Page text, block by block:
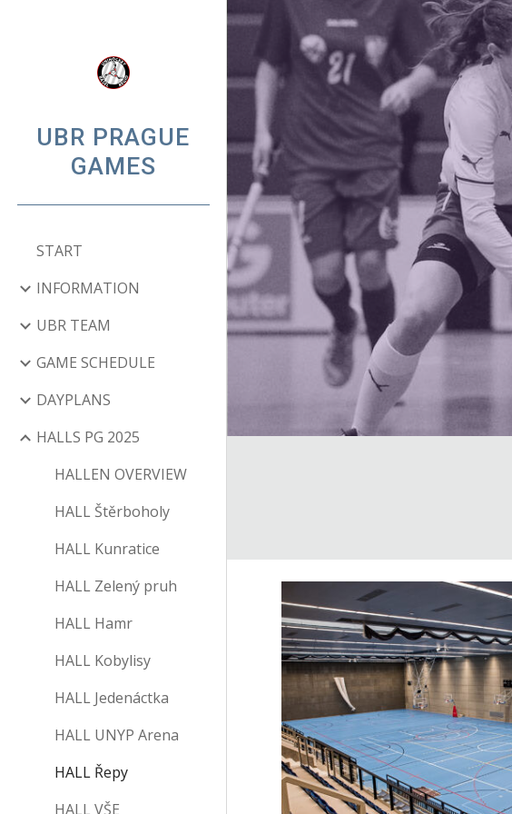
Skip to main content
UBR PRAGUE
GAMES
START
INFORMATION
UBR TEAM
GAME SCHEDULE
DAYPLANS
HALLS PG 2025
HALLEN OVERVIEW
HALL Štěrboholy
HALL Kunratice
HALL Zelený pruh
HALL Hamr
HALL Kobylisy
HALL Jedenáctka
HALL UNYP Arena
HALL Řepy
HALL VŠE